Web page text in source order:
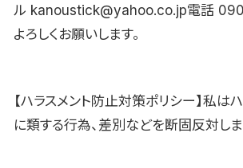
ル kanoustick@yahoo.co.jp電話
よろしくお願いします。
【ハラスメント防止対策ポリシー】私は
に類する行為、差別などを断固反対しま